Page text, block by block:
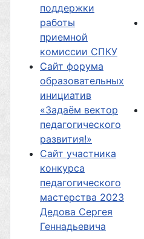
поддержки
работы
приемной
комиссии СПКУ
Сайт форума
образовательных
инициатив
«Задаём вектор
педагогического
развития!»
Сайт участника
конкурса
педагогического
мастерства 2023
Дедова Сергея
Геннадьевича